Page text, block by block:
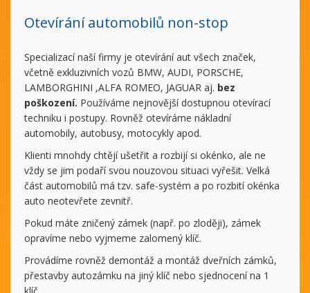
Otevírání automobilů non-stop
Specializací naší firmy je otevírání aut všech značek,
včetně exkluzivních vozů BMW, AUDI, PORSCHE,
LAMBORGHINI ,ALFA ROMEO, JAGUAR aj. bez
poškození. Používáme nejnovější dostupnou otevírací
techniku i postupy. Rovněž otevíráme nákladní
automobily, autobusy, motocykly apod.
Klienti mnohdy chtějí ušetřit a rozbijí si okénko, ale ne
vždy se jim podaří svou nouzovou situaci vyřešit. Velká
část automobilů má tzv. safe-systém a po rozbití okénka
auto neotevřete zevnitř.
Pokud máte zničený zámek (např. po zloději), zámek
opravíme nebo vyjmeme zalomený klíč.
Provádíme rovněž demontáž a montáž dveřních zámků,
přestavby autozámku na jiný klíč nebo sjednocení na 1